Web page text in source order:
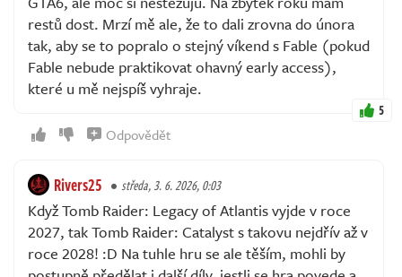
restů dost. Mrzí mě ale, že to dali zrovna do února
tak, aby se to popralo o stejný víkend s Fable (pokud
Fable nebude praktikovat ohavný early access),
které u mě nejspíš vyhraje.
5
Odpovědět
Rivers25 středa, 3. 6. 2026, 0:03
Když Tomb Raider: Legacy of Atlantis vyjde v roce
2027, tak Tomb Raider: Catalyst s takovu nejdřív až v
roce 2028! :D Na tuhle hru se ale těším, mohli by